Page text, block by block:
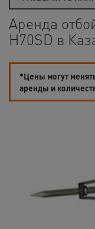
Аренда
H70SD в
*Цены могут
аренды и